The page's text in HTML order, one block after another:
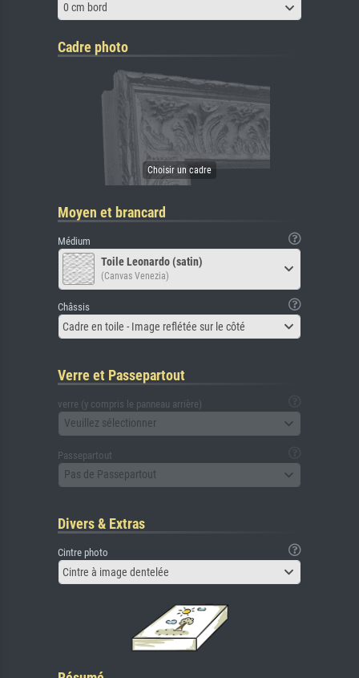
0 cm bord
Cadre photo
Moyen et brancard
Médium
Toile Leonardo (satin)
(Canvas Venezia)
Châssis
Cadre en toile - Image reflétée sur le côté
Verre et Passepartout
verre (y compris le panneau arrière)
Veuillez sélectionner
Passepartout
Pas de Passepartout
Divers & Extras
Cintre photo
Cintre à image dentelée